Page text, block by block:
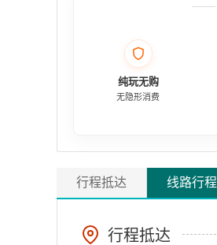
纯玩无购
无隐形消费
行程抵达 线路行程
行程抵达